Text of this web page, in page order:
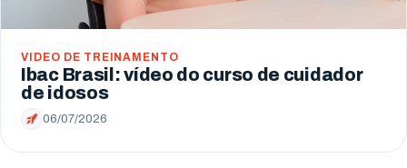
VIDEO DE TREINAMENTO
Ibac Brasil: vídeo do curso de cuidador
de idosos
06/07/2026